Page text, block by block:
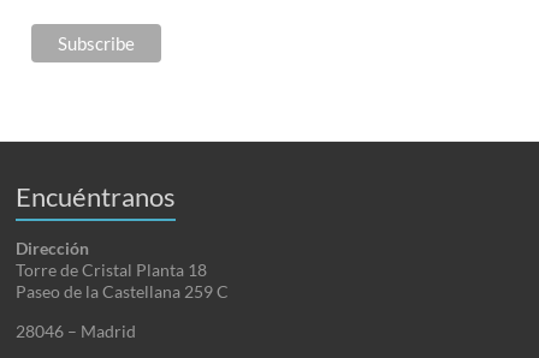
Encuéntranos
Dirección
Torre de Cristal Planta 18
Paseo de la Castellana 259 C
28046 – Madrid